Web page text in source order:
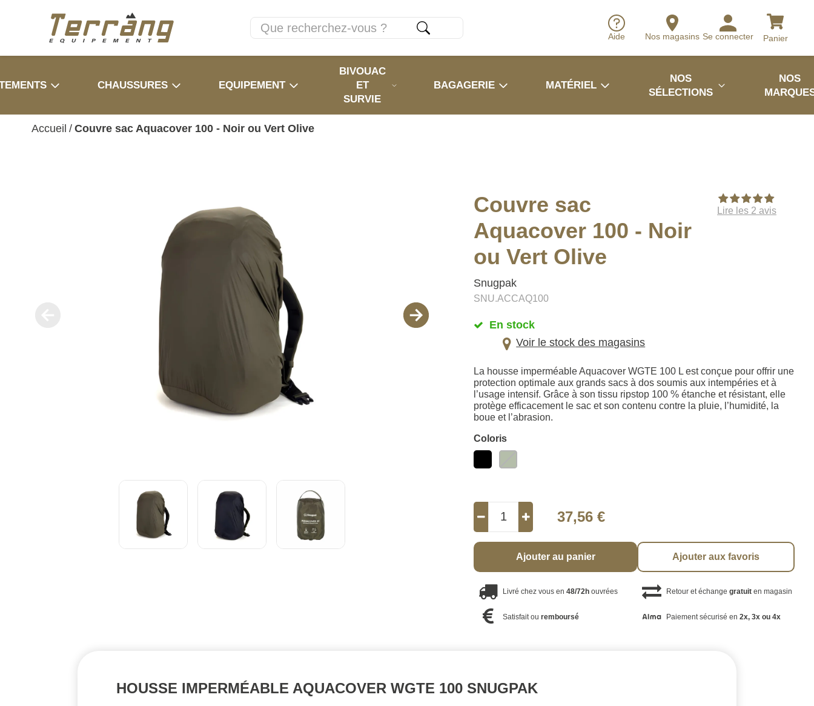
Aide Nos magasins Se connecter Panier
CHAUSSURES EQUIPEMENT
BIVOUAC
ET
SURVIE
BAGAGERIE MATÉRIEL
NOS
SÉLECTIONS
NOS
Accueil / Couvre sac Aquacover 100 - Noir ou Vert Olive
Couvre sac
Aquacover 100 - Noir
ou Vert Olive
Snugpak
SNU.ACCAQ100
Lire les 2 avis
En stock
Voir le stock des magasins
La housse imperméable Aquacover WGTE 100 L est conçue pour offrir une
protection optimale aux grands sacs à dos soumis aux intempéries et à
l’usage intensif. Grâce à son tissu ripstop 100 % étanche et résistant, elle
protège efficacement le sac et son contenu contre la pluie, l’humidité, la
boue et l’abrasion.
Coloris
37,56 €
Ajouter au panier Ajouter aux favoris
Livré chez vous en48/72h ouvrées Retour et échange gratuiten magasin
Satisfait ouremboursé Paiement sécurisé en 2x, 3x ou 4x
HOUSSE IMPERMÉABLE AQUACOVER WGTE 100 SNUGPAK